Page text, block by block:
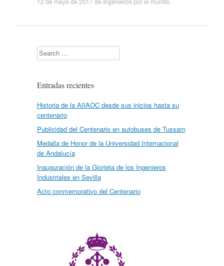
Search
Entradas recientes
Historia de la AIIAOC desde sus inicios hasta su
centenario
Publicidad del Centenario en autobuses de Tussam
Medalla de Honor de la Universidad Internacional
de Andalucía
Inauguración de la Glorieta de los Ingenieros
Industriales en Sevilla
Acto conmemorativo del Centenario